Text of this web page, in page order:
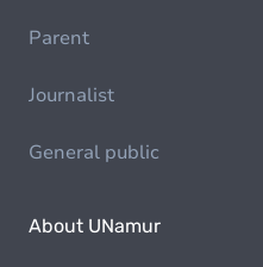
Parent
Journalist
General public
About UNamur